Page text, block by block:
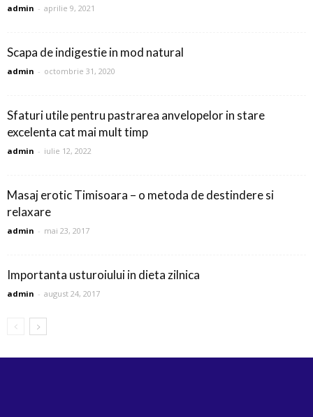
admin - aprilie 9, 2021
Scapa de indigestie in mod natural
admin - octombrie 31, 2020
Sfaturi utile pentru pastrarea anvelopelor in stare
excelenta cat mai mult timp
admin - iulie 12, 2022
Masaj erotic Timisoara – o metoda de destindere si
relaxare
admin - mai 23, 2017
Importanta usturoiului in dieta zilnica
admin - august 24, 2017